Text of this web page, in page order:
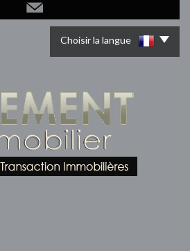
Choisir la langue